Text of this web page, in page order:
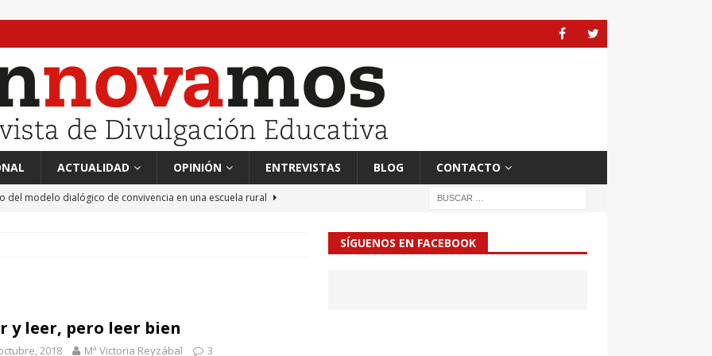
ACTUALIDAD OPINIÓN ENTREVISTAS BLOG CONTACTO
del modelo dialógico de convivencia en una escuela rural
Llanos
MIL PALABRAS
y leer, pero leer bien
2018 Mª Victoria Reyzábal 3
SÍGUENOS EN FACEBOOK